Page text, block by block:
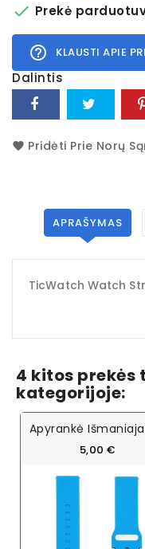
 Prekė
help_outline KLAUSTI APIE
Dalintis
Pridėti Prie Norų
APRAŠYMAS
TicWatch Watch
4 kitos prekės
kategorijoje:
Apyrankė
5,00 €